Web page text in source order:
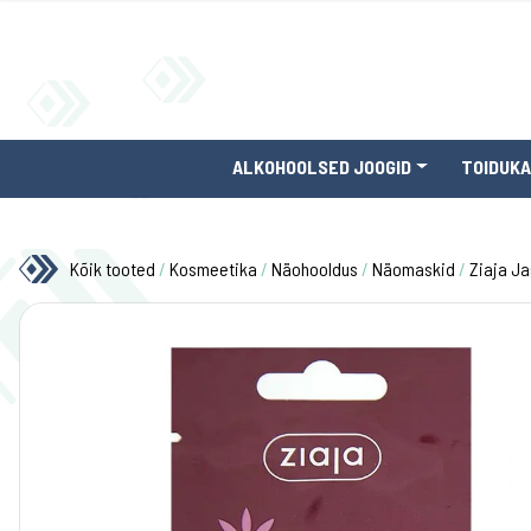
ALKOHOOLSED JOOGID
Kõik tooted / Kosmeetika / Näohooldus / Näomaskid / Ziaja